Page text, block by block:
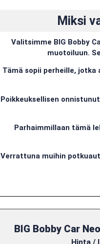
Miksi
Valitsimme BIG Bobby
muotoiluun.
Tämä sopii perheille,
Poikkeuksellisen
Parhaimmillaan tämä
Verrattuna muihin
BIG Bobby Car